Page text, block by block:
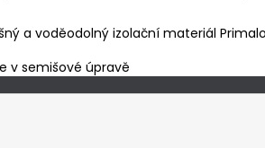
a voděodolný izolační materiál
v semišové úpravě